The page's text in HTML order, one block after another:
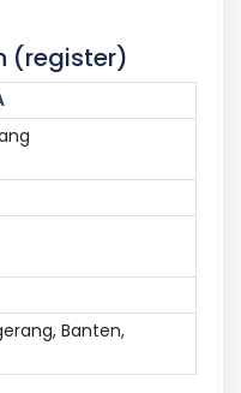
(register)
Banten,